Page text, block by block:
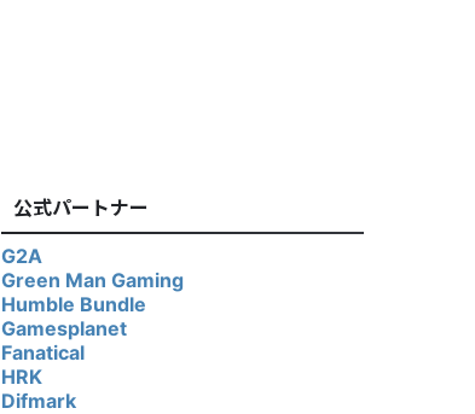
公式パートナー
G2A
Green Man Gaming
Humble Bundle
Gamesplanet
Fanatical
HRK
Difmark